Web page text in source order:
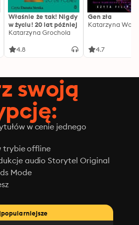
Właśnie że tak! Nigdy
w życiu! 20 lat później
Katarzyna Grochola
4.8
Gen zła
Katarzyna
4.7
swoją
w cenie jednego
trybie offline
audio Storytel Original
Mode